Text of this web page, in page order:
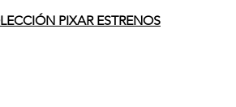
PIXAR ESTRENOS